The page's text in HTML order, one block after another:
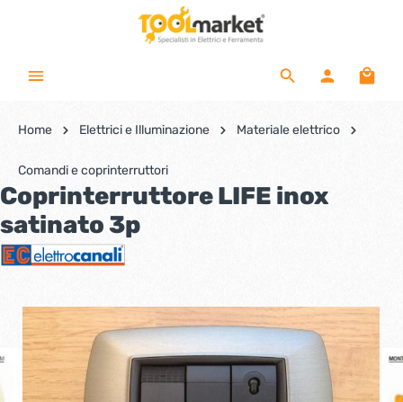
Home Elettrici e Illuminazione Materiale elettrico
Comandi e coprinterruttori
Coprinterruttore LIFE inox
satinato 3p